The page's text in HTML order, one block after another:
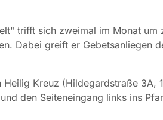
trifft sich zweimal im Monat um
Dabei greift er Gebetsanliegen
Kreuz (Hildegardstraße 3A,
den Seiteneingang links ins